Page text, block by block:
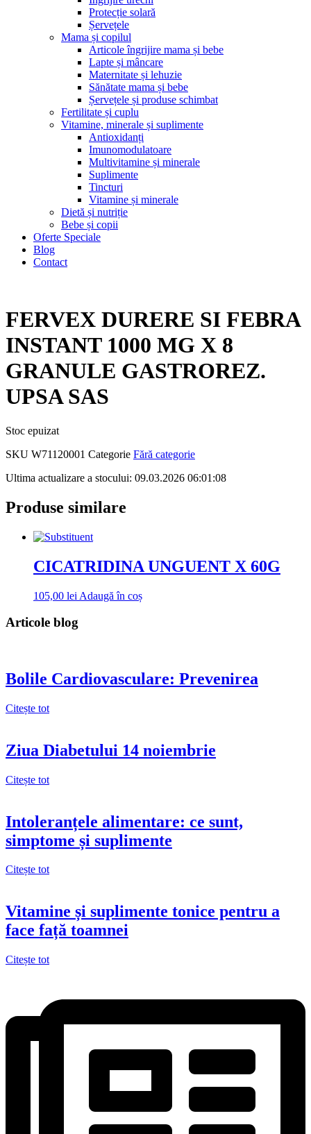
Protecție solară
Șervețele
Mama și copilul
Articole îngrijire mama și bebe
Lapte și mâncare
Maternitate și lehuzie
Sănătate mama și bebe
Șervețele și produse schimbat
Fertilitate și cuplu
Vitamine, minerale și suplimente
Antioxidanți
Imunomodulatoare
Multivitamine și minerale
Suplimente
Tincturi
Vitamine și minerale
Dietă și nutriție
Bebe și copii
Oferte Speciale
Blog
Contact
FERVEX DURERE SI FEBRA
INSTANT 1000 MG X 8
GRANULE GASTROREZ.
UPSA SAS
Stoc epuizat
SKU W71120001 Categorie Fără categorie
Ultima actualizare a stocului: 09.03.2026 06:01:08
Produse similare
CICATRIDINA UNGUENT X 60G
105,00 lei Adaugă în coș
Articole blog
Bolile Cardiovasculare: Prevenirea
Citește tot
Ziua Diabetului 14 noiembrie
Citește tot
Intoleranțele alimentare: ce sunt,
simptome și suplimente
Citește tot
Vitamine și suplimente tonice pentru a
face față toamnei
Citește tot